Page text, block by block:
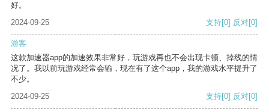
好。
2024-09-25
支持[0] 反对[0]
游客
这款加速器app的加速效果非常好，玩游戏再也不会出现卡顿、掉线的情
况了。我以前玩游戏经常会输，现在有了这个app，我的游戏水平提升了
不少。
2024-09-25
支持[0] 反对[0]